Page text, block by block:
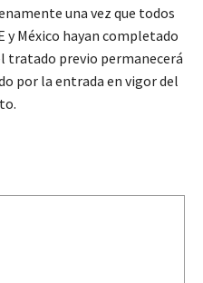
una vez que todos
y México hayan completado
tratado previo permanecerá
por la entrada en vigor del